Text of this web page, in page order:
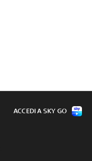
ACCEDI A SKY GO